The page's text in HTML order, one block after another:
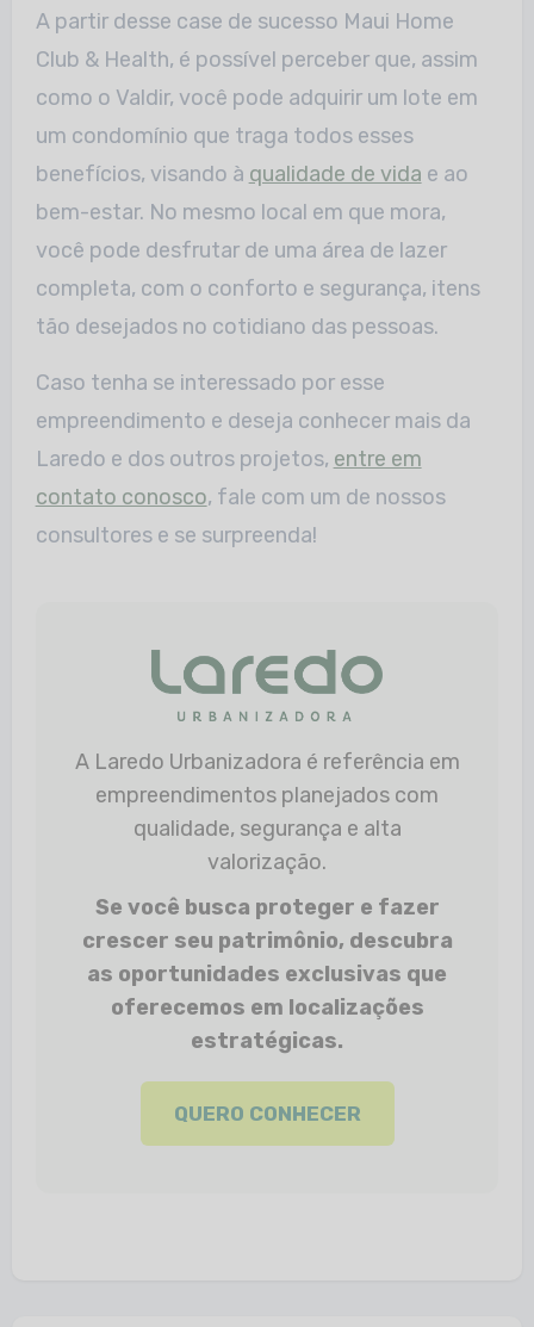
A partir desse case de sucesso Maui Home
Club & Health, é possível perceber que, assim
como o Valdir, você pode adquirir um lote em
um condomínio que traga todos esses
benefícios, visando à qualidade de vida e ao
bem-estar. No mesmo local em que mora,
você pode desfrutar de uma área de lazer
completa, com o conforto e segurança, itens
tão desejados no cotidiano das pessoas.
Caso tenha se interessado por esse
empreendimento e deseja conhecer mais da
Laredo e dos outros projetos, entre em
contato conosco, fale com um de nossos
consultores e se surpreenda!
A Laredo Urbanizadora é referência em
empreendimentos planejados com
qualidade, segurança e alta
valorização.
Se você busca proteger e fazer
crescer seu patrimônio, descubra
as oportunidades exclusivas que
oferecemos em localizações
estratégicas.
QUERO CONHECER